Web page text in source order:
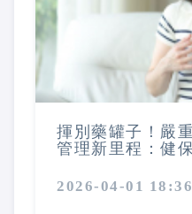
揮別藥罐子！嚴
管理新里程：健
2026-04-01 18:36